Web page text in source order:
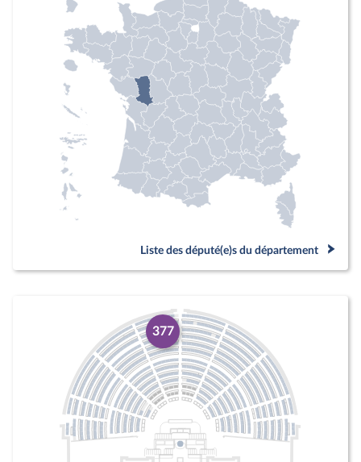
Liste des député(e)s du département
377